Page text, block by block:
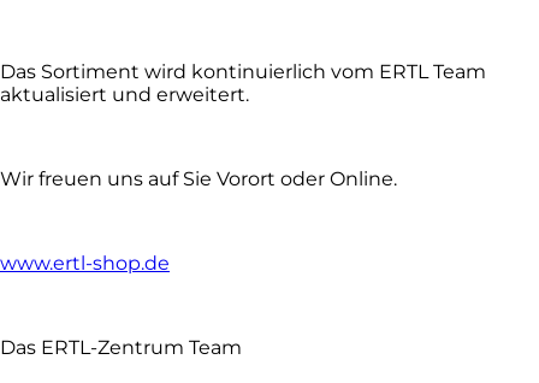
Das Sortiment wird kontinuierlich vom ERTL Team
aktualisiert und erweitert.
Wir freuen uns auf Sie Vorort oder Online.
www.ertl-shop.de
Das ERTL-Zentrum Team